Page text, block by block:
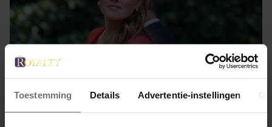
Toestemming Details Advertentie-instellingen
19 juni 2025